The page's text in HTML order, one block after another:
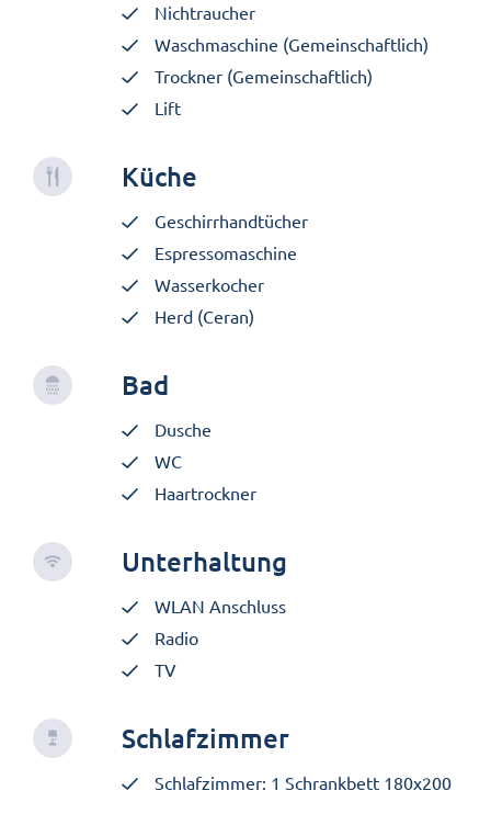
Nichtraucher
Waschmaschine (Gemeinschaftlich)
Trockner (Gemeinschaftlich)
Lift
Küche
Geschirrhandtücher
Espressomaschine
Wasserkocher
Herd (Ceran)
Bad
Dusche
WC
Haartrockner
Unterhaltung
WLAN Anschluss
Radio
TV
Schlafzimmer
Schlafzimmer: 1 Schrankbett 180x200